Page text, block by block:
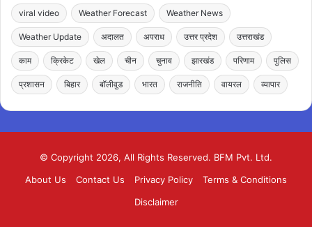
viral video Weather Forecast Weather News
Weather Update अदालत अपराध उत्तर प्रदेश उत्तराखंड
काम क्रिकेट खेल चीन चुनाव झारखंड परिणाम पुलिस
प्रशासन बिहार बॉलीवुड भारत राजनीति वायरल व्यापार
© Copyright 2026, All Rights Reserved. BFM Pvt. Ltd.
About Us
Contact Us Privacy Policy
Terms & Conditions
Disclaimer